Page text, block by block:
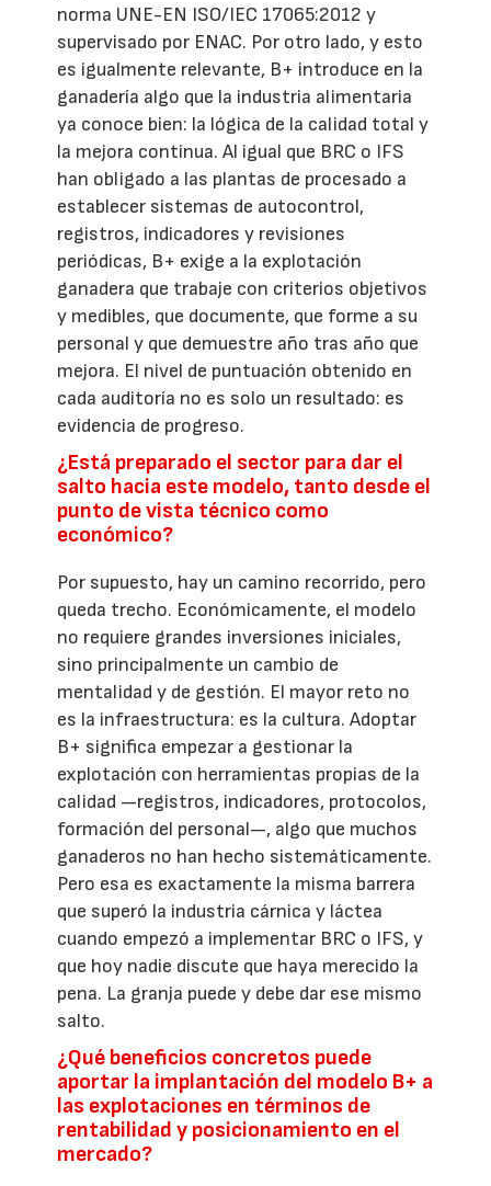
norma UNE-EN ISO/IEC 17065:2012 y
supervisado por ENAC. Por otro lado, y esto
es igualmente relevante, B+ introduce en la
ganadería algo que la industria alimentaria
ya conoce bien: la lógica de la calidad total y
la mejora continua. Al igual que BRC o IFS
han obligado a las plantas de procesado a
establecer sistemas de autocontrol,
registros, indicadores y revisiones
periódicas, B+ exige a la explotación
ganadera que trabaje con criterios objetivos
y medibles, que documente, que forme a su
personal y que demuestre año tras año que
mejora. El nivel de puntuación obtenido en
cada auditoría no es solo un resultado: es
evidencia de progreso.
¿Está preparado el sector para dar el
salto hacia este modelo, tanto desde el
punto de vista técnico como
económico?
Por supuesto, hay un camino recorrido, pero
queda trecho. Económicamente, el modelo
no requiere grandes inversiones iniciales,
sino principalmente un cambio de
mentalidad y de gestión. El mayor reto no
es la infraestructura: es la cultura. Adoptar
B+ significa empezar a gestionar la
explotación con herramientas propias de la
calidad —registros, indicadores, protocolos,
formación del personal—, algo que muchos
ganaderos no han hecho sistemáticamente.
Pero esa es exactamente la misma barrera
que superó la industria cárnica y láctea
cuando empezó a implementar BRC o IFS, y
que hoy nadie discute que haya merecido la
pena. La granja puede y debe dar ese mismo
salto.
¿Qué beneficios concretos puede
aportar la implantación del modelo B+ a
las explotaciones en términos de
rentabilidad y posicionamiento en el
mercado?